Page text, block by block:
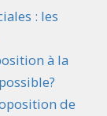
: les
à la
de